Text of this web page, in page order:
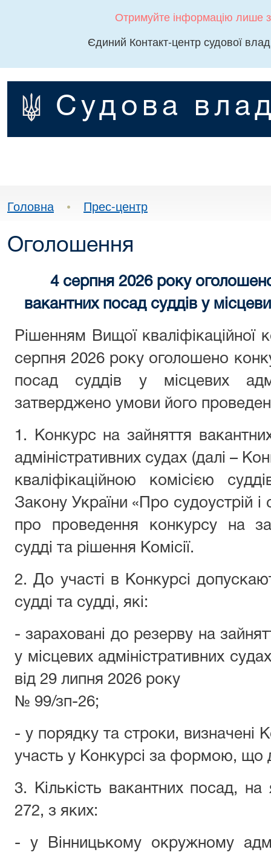
Отримуйте інформацію лише
Єдиний Контакт-центр судової
Судова
Головна • Прес-центр
Оголошення
4 серпня 2026 року
вакантних посад суддів у
Рішенням Вищої кваліфікаційної
серпня 2026 року оголошено
посад суддів у місцевих
затверджено умови його
1. Конкурс на зайняття
адміністративних судах (далі –
кваліфікаційною комісією
Закону України «Про судоустрій
про проведення конкурсу на
судді та рішення Комісії.
2. До участі в Конкурсі
судді та судді, які:
- зараховані до резерву на
у місцевих адміністративних
від 29 липня 2026 року
№ 99/зп-26;
- у порядку та строки, визначені
участь у Конкурсі за формою, що
3. Кількість вакантних посад,
272, з яких:
- у Вінницькому окружному